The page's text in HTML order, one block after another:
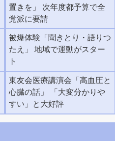
置きを」 次年度都予算で全
党派に要請
被爆体験「聞きとり・語りつ
たえ」 地域で運動がスター
ト
東友会医療講演会「高血圧と
心臓の話」 「大変分かりや
すい」と大好評